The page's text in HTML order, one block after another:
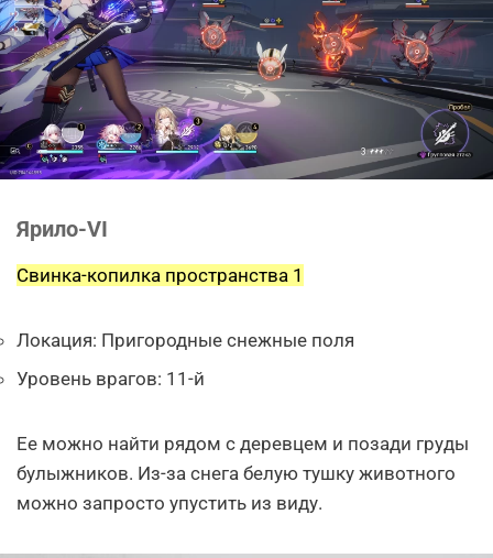
Ярило-VI
Свинка-копилка пространства 1
Локация: Пригородные снежные поля
Уровень врагов: 11-й
Ее можно найти рядом с деревцем и позади груды
булыжников. Из-за снега белую тушку животного
можно запросто упустить из виду.